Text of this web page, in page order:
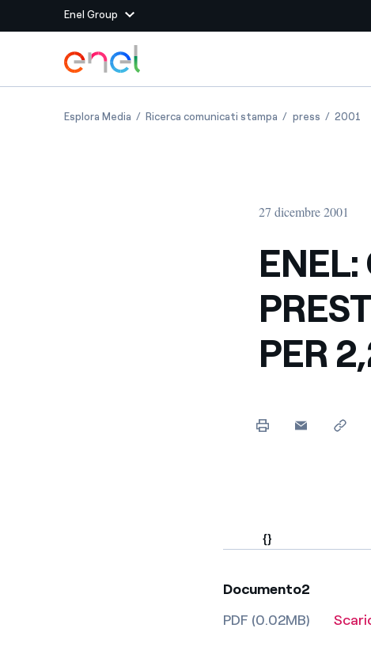
Enel Group
Siti del Gruppo
Enel Green Power Produciamo energia pulita
Massimizziamo la
rapporto con i nostri
energia pulita
Il canale dove segnalare
Vai al contenuto principale
Esplora MediaENEL: CHIUSI CON SUCCESSO PRESTITI
Ricerca comunicati stampa ENEL: CHIUSI
pressENEL:2001
27 dicembre 2001
PER
{}
Documento2
PDF (0.02MB)